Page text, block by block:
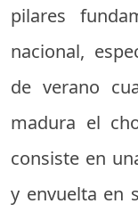
pilares
nacional,
de verano
madura el
consiste en
y envuelta en